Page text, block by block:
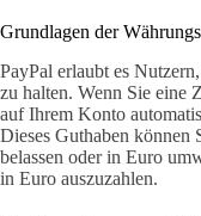
Grundlagen der
PayPal erlaubt es
zu halten. Wenn Sie eine
auf Ihrem Konto
Dieses Guthaben können
belassen oder in Euro
in Euro auszuzahlen.